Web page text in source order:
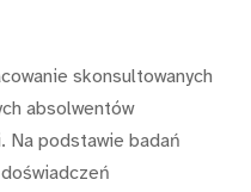
skonsultowanych
absolwentów
Na podstawie badań